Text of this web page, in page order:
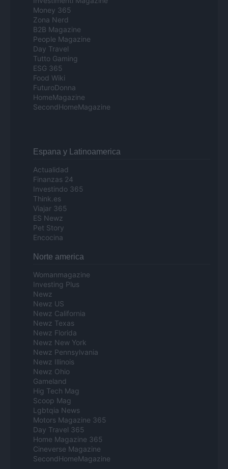
Money 365
Zona Nerd
B2B Magazine
People Magazine
Day Travel
Tutto Gaming
ESG 365
Food Wiki
FuturoDonna
HomeMagazine
SecondHomeMagazine
Espana y Latinoamerica
Actualidad
Finanzas 24
Investindo 365
Think.es
Viajar 365
ES Newz
Pet Story
Encocina
Norte america
Womanmagazine
Investing Plus
Newz
Newz US
Newz California
Newz Texas
Newz Florida
Newz New York
Newz Pennsylvania
Newz Illinois
Newz Ohio
Gameland
Hig Tech Mag
Scoop Mag
Lgbtqia News
Motors Magazine 365
Day Travel 365
Home Magazine 365
Cineverse Magazine
SecondHomeMagazine